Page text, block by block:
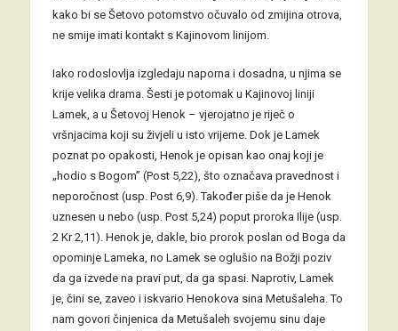
kako bi se Šetovo potomstvo očuvalo od zmijina otrova,
ne smije imati kontakt s Kajinovom linijom.
Iako rodoslovlja izgledaju naporna i dosadna, u njima se
krije velika drama. Šesti je potomak u Kajinovoj liniji
Lamek, a u Šetovoj Henok – vjerojatno je riječ o
vršnjacima koji su živjeli u isto vrijeme. Dok je Lamek
poznat po opakosti, Henok je opisan kao onaj koji je
„hodio s Bogom” (Post 5,22), što označava pravednost i
neporočnost (usp. Post 6,9). Također piše da je Henok
uznesen u nebo (usp. Post 5,24) poput proroka Ilije (usp.
2 Kr 2,11). Henok je, dakle, bio prorok poslan od Boga da
opominje Lameka, no Lamek se oglušio na Božji poziv
da ga izvede na pravi put, da ga spasi. Naprotiv, Lamek
je, čini se, zaveo i iskvario Henokova sina Metušaleha. To
nam govori činjenica da Metušaleh svojemu sinu daje